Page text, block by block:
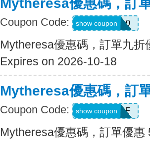
Mytheresa優惠碼，訂
Coupon Code: MYT10
show coupon
Mytheresa優惠碼，訂單九折
Expires on 2026-10-18
Mytheresa優惠碼，訂
Coupon Code: MZJW33DF
show coupon
Mytheresa優惠碼，訂單優惠